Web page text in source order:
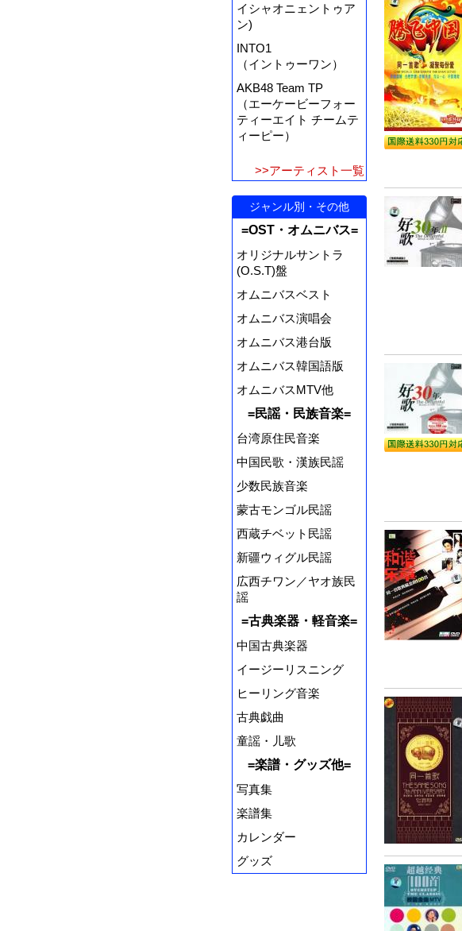
イシャオニェントゥア
ン)
INTO1
（イントゥーワン）
AKB48 Team TP
（エーケービーフォー
ティーエイト チームテ
ィーピー）
>>アーティスト一覧
ジャンル別・その他
=OST・オムニバス=
オリジナルサントラ
(O.S.T)盤
オムニバスベスト
オムニバス演唱会
オムニバス港台版
オムニバス韓国語版
オムニバスMTV他
=民謡・民族音楽=
台湾原住民音楽
中国民歌・漢族民謡
少数民族音楽
蒙古モンゴル民謡
西蔵チベット民謡
新疆ウィグル民謡
広西チワン／ヤオ族民
謡
=古典楽器・軽音楽=
中国古典楽器
イージーリスニング
ヒーリング音楽
古典戯曲
童謡・儿歌
=楽譜・グッズ他=
写真集
楽譜集
カレンダー
グッズ